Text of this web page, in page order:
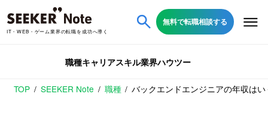
IT・WEB・ゲーム業界の転職を成功へ導く
無料で転職相談する
職種キャリアスキル業界ハウツー
TOP SEEKER Note 職種 バックエンドエンジニアの年収は